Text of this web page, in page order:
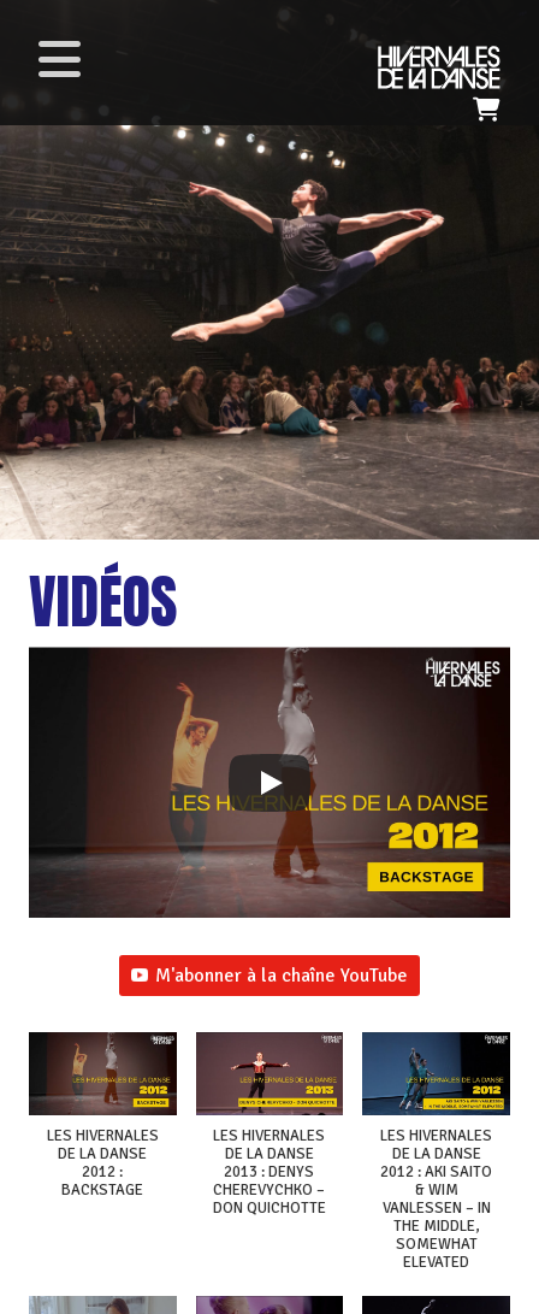
VIDÉOS
M'abonner à la chaîne YouTube
LES HIVERNALES
DE LA DANSE
2012 :
BACKSTAGE
LES HIVERNALES
DE LA DANSE
2013 : DENYS
CHEREVYCHKO –
DON QUICHOTTE
LES HIVERNALES
DE LA DANSE
2012 : AKI SAITO
& WIM
VANLESSEN – IN
THE MIDDLE,
SOMEWHAT
ELEVATED